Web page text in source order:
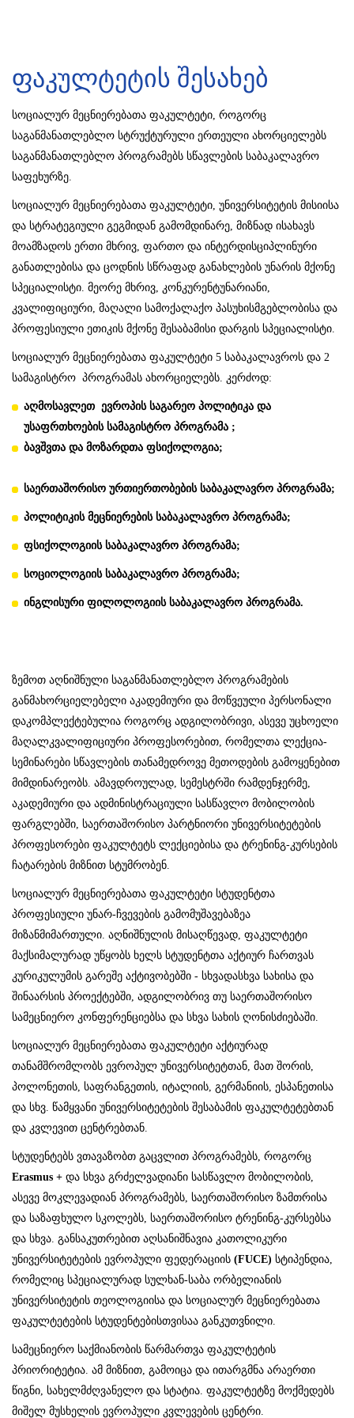
ფაკულტეტის შესახებ
სოციალურ მეცნიერებათა ფაკულტეტი, როგორც
საგანმანათლებლო სტრუქტურული ერთეული ახორციელებს
საგანმანათლებლო პროგრამებს სწავლების საბაკალავრო
საფეხურზე.
სოციალურ მეცნიერებათა ფაკულტეტი, უნივერსიტეტის მისიისა
და სტრატეგიული გეგმიდან გამომდინარე, მიზნად ისახავს
მოამზადოს ერთი მხრივ, ფართო და ინტერდისციპლინური
განათლებისა და ცოდნის სწრაფად განახლების უნარის მქონე
სპეციალისტი. მეორე მხრივ, კონკურენტუნარიანი,
კვალიფიციური, მაღალი სამოქალაქო პასუხისმგებლობისა და
პროფესიული ეთიკის მქონე შესაბამისი დარგის სპეციალისტი.
სოციალურ მეცნიერებათა ფაკულტეტი 5 საბაკალავროს და 2
სამაგისტრო პროგრამას ახორციელებს. კერძოდ:
აღმოსავლეთ ევროპის საგარეო პოლიტიკა და
უსაფრთხოების სამაგისტრო პროგრამა ;
ბავშვთა და მოზარდთა ფსიქოლოგია;
საერთაშორისო ურთიერთობების საბაკალავრო პროგრამა;
პოლიტიკის მეცნიერების საბაკალავრო პროგრამა;
ფსიქოლოგიის საბაკალავრო პროგრამა;
სოციოლოგიის საბაკალავრო პროგრამა;
ინგლისური ფილოლოგიის საბაკალავრო პროგრამა.
ზემოთ აღნიშნული საგანმანათლებლო პროგრამების
განმახორციელებელი აკადემიური და მოწვეული პერსონალი
დაკომპლექტებულია როგორც ადგილობრივი, ასევე უცხოელი
მაღალკვალიფიციური პროფესორებით, რომელთა ლექცია-
სემინარები სწავლების თანამედროვე მეთოდების გამოყენებით
მიმდინარეობს. ამავდროულად, სემესტრში რამდენჯერმე,
აკადემიური და ადმინისტრაციული სასწავლო მობილობის
ფარგლებში, საერთაშორისო პარტნიორი უნივერსიტეტების
პროფესორები ფაკულტეტს ლექციებისა და ტრენინგ-კურსების
ჩატარების მიზნით სტუმრობენ.
სოციალურ მეცნიერებათა ფაკულტეტი სტუდენტთა
პროფესიული უნარ-ჩვევების გამომუშავებაზეა
მიზანმიმართული. აღნიშნულის მისაღწევად, ფაკულტეტი
მაქსიმალურად უწყობს ხელს სტუდენტთა აქტიურ ჩართვას
კურიკულუმის გარეშე აქტივობებში - სხვადასხვა სახისა და
შინაარსის პროექტებში, ადგილობრივ თუ საერთაშორისო
სამეცნიერო კონფერენციებსა და სხვა სახის ღონისძიებაში.
სოციალურ მეცნიერებათა ფაკულტეტი აქტიურად
თანამშრომლობს ევროპულ უნივერსიტეტთან, მათ შორის,
პოლონეთის, საფრანგეთის, იტალიის, გერმანიის, ესპანეთისა
და სხვ. წამყვანი უნივერსიტეტების შესაბამის ფაკულტეტებთან
და კვლევით ცენტრებთან.
სტუდენტებს ვთავაზობთ გაცვლით პროგრამებს, როგორც
Erasmus + და სხვა გრძელვადიანი სასწავლო მობილობის,
ასევე მოკლევადიან პროგრამებს, საერთაშორისო ზამთრისა
და საზაფხულო სკოლებს, საერთაშორისო ტრენინგ-კურსებსა
და სხვა. განსაკუთრებით აღსანიშნავია კათოლიკური
უნივერსიტეტების ევროპული ფედერაციის (FUCE) სტიპენდია,
რომელიც სპეციალურად სულხან-საბა ორბელიანის
უნივერსიტეტის თეოლოგიისა და სოციალურ მეცნიერებათა
ფაკულტეტების სტუდენტებისთვისაა განკუთვნილი.
სამეცნიერო საქმიანობის წარმართვა ფაკულტეტის
პრიორიტეტია. ამ მიზნით, გამოიცა და ითარგმნა არაერთი
წიგნი, სახელმძღვანელო და სტატია. ფაკულტეტზე მოქმედებს
მიშელ მუსხელის ევროპული კვლევების ცენტრი.